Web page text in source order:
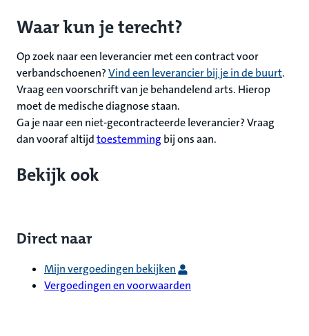
Waar kun je terecht?
Op zoek naar een leverancier met een contract voor
verbandschoenen?Vind een leverancier bij je in de buurt.
Vraag een voorschrift van je behandelend arts. Hierop
moet de medische diagnose staan.
Ga je naar een niet-gecontracteerde leverancier? Vraag
dan vooraf altijdtoestemming bij ons aan.
Bekijk ook
Direct naar
Mijn vergoedingen bekijken
Vergoedingen en voorwaarden